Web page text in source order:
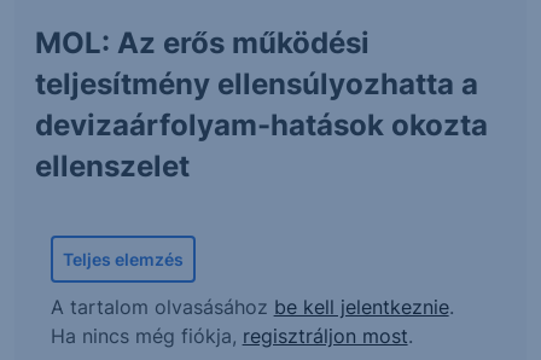
MOL: Az erős működési
teljesítmény ellensúlyozhatta a
devizaárfolyam-hatások okozta
ellenszelet
Teljes elemzés
A tartalom olvasásához be kell jelentkeznie.
Ha nincs még fiókja, regisztráljon most.